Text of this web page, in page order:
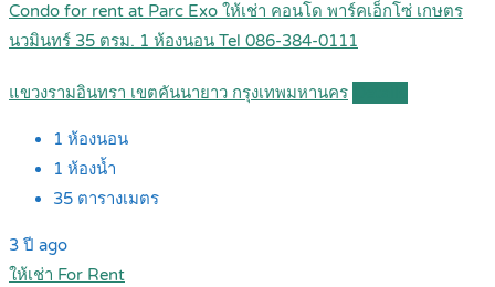
Condo for rent at Parc Exo ให้เช่า คอนโด พาร์คเอ็กโซ่ เกษตร
นวมินทร์ 35 ตรม. 1 ห้องนอน Tel 086-384-0111
แขวงรามอินทรา เขตคันนายาว กรุงเทพมหานคร
1 ห้องนอน
1 ห้องน้ำ
35 ตารางเมตร
3 ปี ago
ให้เช่า For Rent